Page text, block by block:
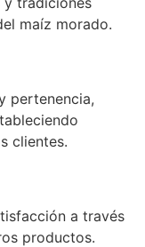
maíz morado.
pertenencia,
clientes.
a través
productos.